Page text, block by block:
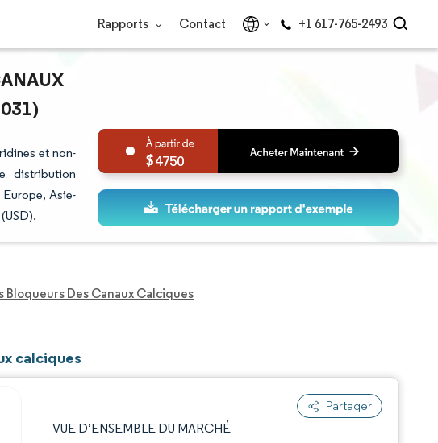
Rapports Contact +1 617-765-2493
et non-
distribution
Asie-
4750
Bloqueurs Des Canaux Calciques
calciques
Partager
VUE D’ENSEMBLE DU MARCHÉ